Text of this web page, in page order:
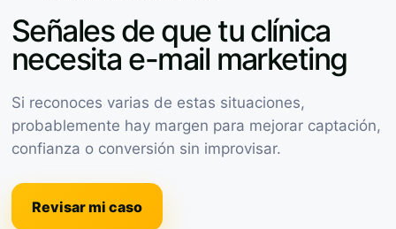
Señales de que tu clínica
necesita e-mail marketing
Si reconoces varias de estas situaciones,
probablemente hay margen para mejorar captación,
confianza o conversión sin improvisar.
Revisar mi caso